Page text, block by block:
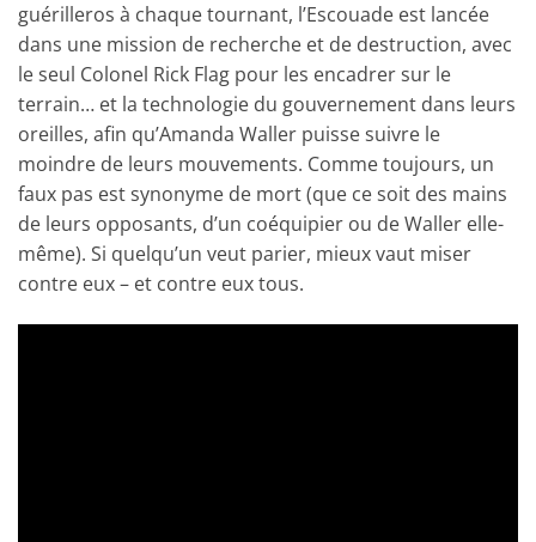
guérilleros à chaque tournant, l’Escouade est lancée
dans une mission de recherche et de destruction, avec
le seul Colonel Rick Flag pour les encadrer sur le
terrain… et la technologie du gouvernement dans leurs
oreilles, afin qu’Amanda Waller puisse suivre le
moindre de leurs mouvements. Comme toujours, un
faux pas est synonyme de mort (que ce soit des mains
de leurs opposants, d’un coéquipier ou de Waller elle-
même). Si quelqu’un veut parier, mieux vaut miser
contre eux – et contre eux tous.